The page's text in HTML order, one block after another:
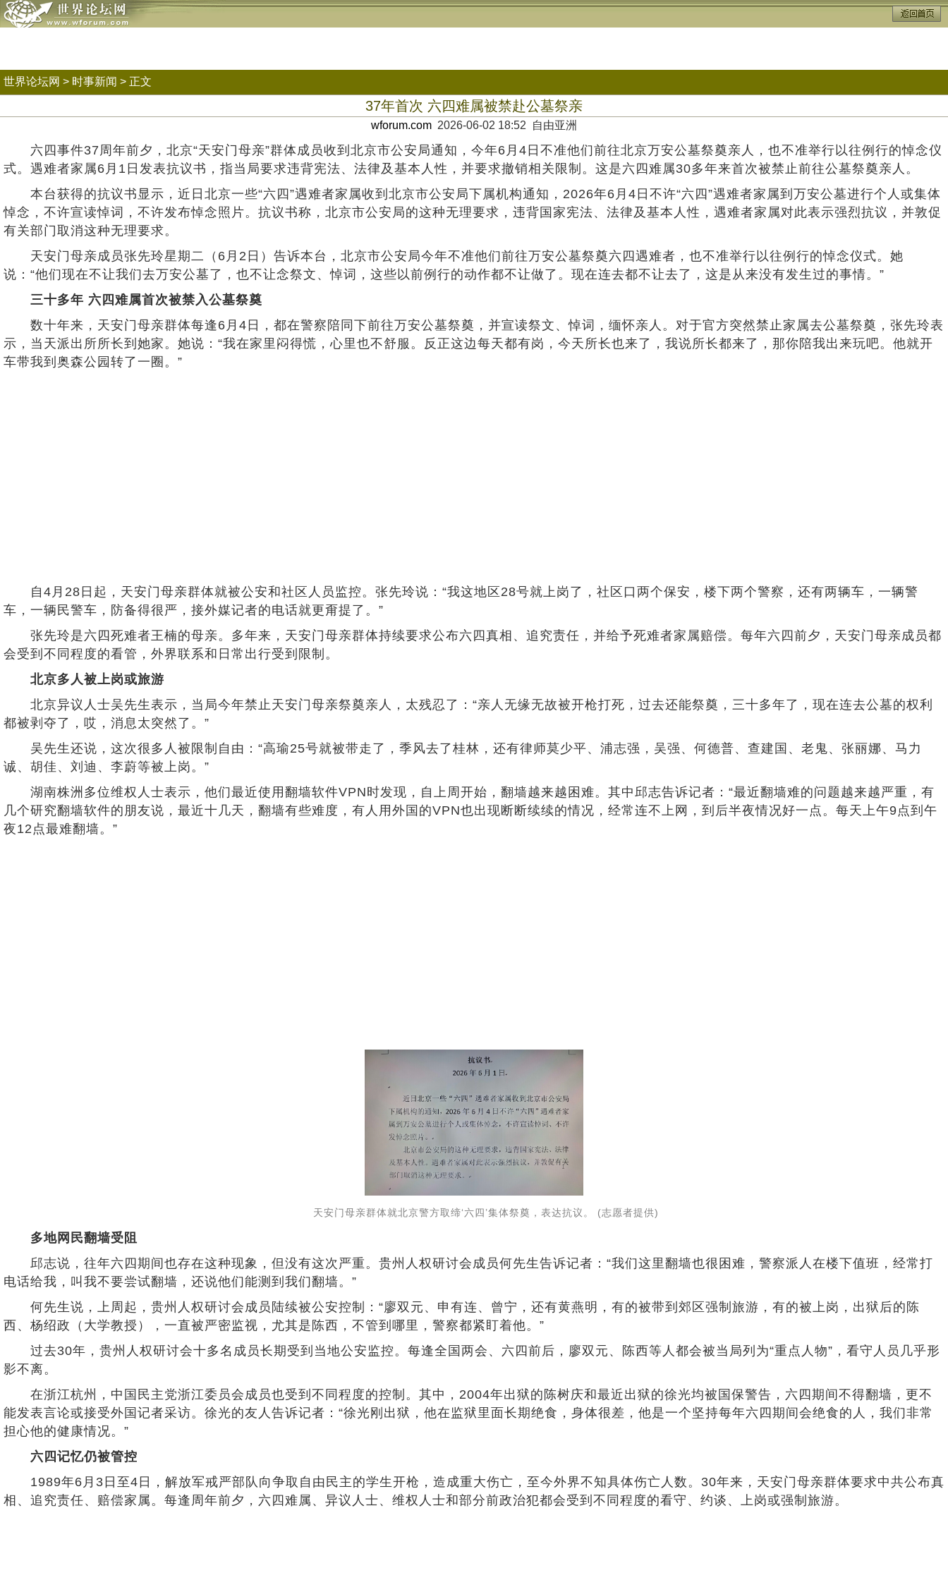
世界论坛网 > 时事新闻 > 正文
37年首次 六四难属被禁赴公墓祭亲
wforum.com 2026-06-02 18:52 自由亚洲
六四事件37周年前夕，北京“天安门母亲”群体成员收到北京市公安局通知，今年6月4日不准他们前往北京万安公墓祭奠亲人，也不准举行以往例行的悼念仪
式。遇难者家属6月1日发表抗议书，指当局要求违背宪法、法律及基本人性，并要求撤销相关限制。这是六四难属30多年来首次被禁止前往公墓祭奠亲人。
本台获得的抗议书显示，近日北京一些“六四”遇难者家属收到北京市公安局下属机构通知，2026年6月4日不许“六四”遇难者家属到万安公墓进行个人或集体
悼念，不许宣读悼词，不许发布悼念照片。抗议书称，北京市公安局的这种无理要求，违背国家宪法、法律及基本人性，遇难者家属对此表示强烈抗议，并敦促
有关部门取消这种无理要求。
天安门母亲成员张先玲星期二（6月2日）告诉本台，北京市公安局今年不准他们前往万安公墓祭奠六四遇难者，也不准举行以往例行的悼念仪式。她
说：“他们现在不让我们去万安公墓了，也不让念祭文、悼词，这些以前例行的动作都不让做了。现在连去都不让去了，这是从来没有发生过的事情。”
三十多年 六四难属首次被禁入公墓祭奠
数十年来，天安门母亲群体每逢6月4日，都在警察陪同下前往万安公墓祭奠，并宣读祭文、悼词，缅怀亲人。对于官方突然禁止家属去公墓祭奠，张先玲表
示，当天派出所所长到她家。她说：“我在家里闷得慌，心里也不舒服。反正这边每天都有岗，今天所长也来了，我说所长都来了，那你陪我出来玩吧。他就开
车带我到奥森公园转了一圈。”
自4月28日起，天安门母亲群体就被公安和社区人员监控。张先玲说：“我这地区28号就上岗了，社区口两个保安，楼下两个警察，还有两辆车，一辆警
车，一辆民警车，防备得很严，接外媒记者的电话就更甭提了。”
张先玲是六四死难者王楠的母亲。多年来，天安门母亲群体持续要求公布六四真相、追究责任，并给予死难者家属赔偿。每年六四前夕，天安门母亲成员都
会受到不同程度的看管，外界联系和日常出行受到限制。
北京多人被上岗或旅游
北京异议人士吴先生表示，当局今年禁止天安门母亲祭奠亲人，太残忍了：“亲人无缘无故被开枪打死，过去还能祭奠，三十多年了，现在连去公墓的权利
都被剥夺了，哎，消息太突然了。”
吴先生还说，这次很多人被限制自由：“高瑜25号就被带走了，季风去了桂林，还有律师莫少平、浦志强，吴强、何德普、查建国、老鬼、张丽娜、马力
诚、胡佳、刘迪、李蔚等被上岗。”
湖南株洲多位维权人士表示，他们最近使用翻墙软件VPN时发现，自上周开始，翻墙越来越困难。其中邱志告诉记者：“最近翻墙难的问题越来越严重，有
几个研究翻墙软件的朋友说，最近十几天，翻墙有些难度，有人用外国的VPN也出现断断续续的情况，经常连不上网，到后半夜情况好一点。每天上午9点到午
夜12点最难翻墙。”
天安门母亲群体就北京警方取缔‘六四’集体祭奠，表达抗议。 (志愿者提供)
多地网民翻墙受阻
邱志说，往年六四期间也存在这种现象，但没有这次严重。贵州人权研讨会成员何先生告诉记者：“我们这里翻墙也很困难，警察派人在楼下值班，经常打
电话给我，叫我不要尝试翻墙，还说他们能测到我们翻墙。”
何先生说，上周起，贵州人权研讨会成员陆续被公安控制：“廖双元、申有连、曾宁，还有黄燕明，有的被带到郊区强制旅游，有的被上岗，出狱后的陈
西、杨绍政（大学教授），一直被严密监视，尤其是陈西，不管到哪里，警察都紧盯着他。”
过去30年，贵州人权研讨会十多名成员长期受到当地公安监控。每逢全国两会、六四前后，廖双元、陈西等人都会被当局列为“重点人物”，看守人员几乎形
影不离。
在浙江杭州，中国民主党浙江委员会成员也受到不同程度的控制。其中，2004年出狱的陈树庆和最近出狱的徐光均被国保警告，六四期间不得翻墙，更不
能发表言论或接受外国记者采访。徐光的友人告诉记者：“徐光刚出狱，他在监狱里面长期绝食，身体很差，他是一个坚持每年六四期间会绝食的人，我们非常
担心他的健康情况。”
六四记忆仍被管控
1989年6月3日至4日，解放军戒严部队向争取自由民主的学生开枪，造成重大伤亡，至今外界不知具体伤亡人数。30年来，天安门母亲群体要求中共公布真
相、追究责任、赔偿家属。每逢周年前夕，六四难属、异议人士、维权人士和部分前政治犯都会受到不同程度的看守、约谈、上岗或强制旅游。